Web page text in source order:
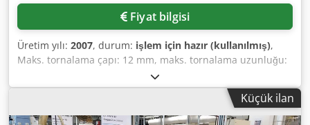
Fiyat bilgisi
Üretim yılı: 2007, durum: işlem için hazır (kullanılmış),
Maks. tornalama çapı: 12 mm, maks. tornalama uzunluğu:
200 mm, nominal akım: 40 A, şebeke gerilimi: 200 V,
bağlantı gücü: 8 kVA, ağırlık: 2,1 ton, karşı ayarlı iğne ve
tahrikli takımlar ile birlikte. Yerinde inceleme mümkündür.
Chjdpszcfhkofx Ab Ssa
Küçük ilan